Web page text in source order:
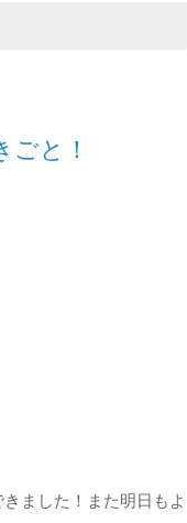
ごと！
ました！また明日もよ